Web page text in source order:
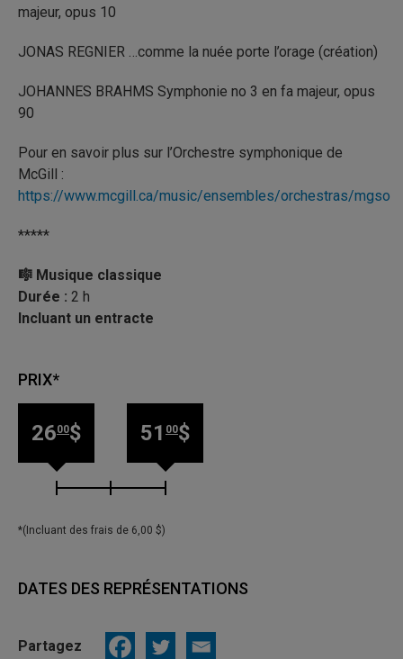
majeur, opus 10
JONAS REGNIER …comme la nuée porte l’orage (création)
JOHANNES BRAHMS Symphonie no 3 en fa majeur, opus
90
Pour en savoir plus sur l’Orchestre symphonique de
McGill :
https://www.mcgill.ca/music/ensembles/orchestras/mgso
*****
🎼 Musique classique
Durée : 2 h
Incluant un entracte
Partagez
PRIX*
2600$ 51 00$
*(Incluant des frais de 6,00 $)
DATES DES REPRÉSENTATIONS